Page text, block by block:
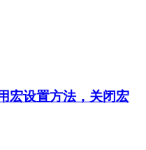
宏设置方法，关闭宏